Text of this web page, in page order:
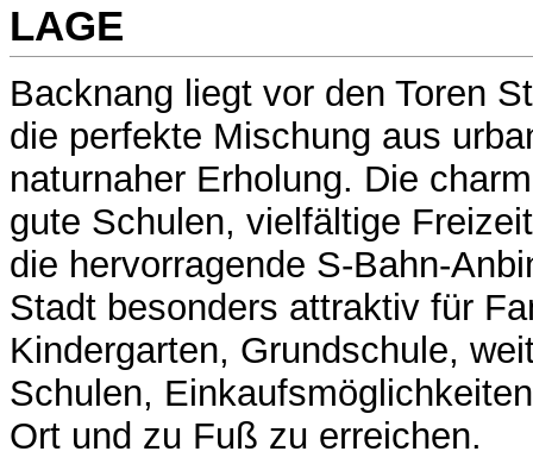
LAGE
Backnang liegt vor den Toren
die perfekte Mischung aus
naturnaher Erholung. Die
gute Schulen, vielfältige
die hervorragende S-Bahn-
Stadt besonders attraktiv für
Kindergarten, Grundschule,
Schulen,
Ort und zu Fuß zu erreichen.